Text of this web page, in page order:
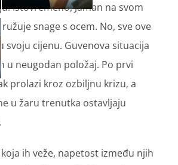
Istovremeno, Jaman na svom
snage s ocem. No, sve ove
svoju cijenu. Guvenova situacija
u neugodan položaj. Po prvi
prolazi kroz ozbiljnu krizu, a
u žaru trenutka ostavljaju
ih veže, napetost između njih